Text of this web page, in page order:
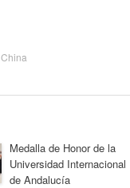
Medalla de Honor de la
Universidad Internacional
de Andalucía